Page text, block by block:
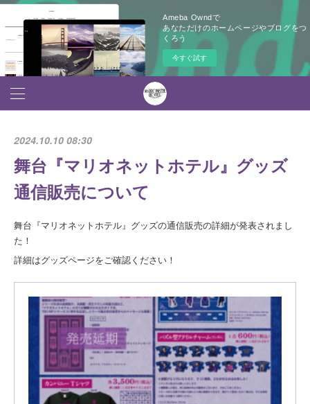
Ameba Owndで
あなただけのホームページやブログをつ
くろう
今すぐ試す
2024.10.10 08:30
舞台『マリオネットホテル』グッズ
通信販売について
舞台『マリオネットホテル』グッズの通信販売の詳細が発表されまし
た！
詳細はグッズページをご確認ください！